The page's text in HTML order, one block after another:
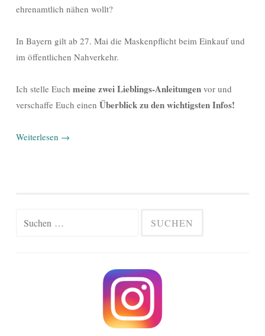
ehrenamtlich nähen wollt?
In Bayern gilt ab 27. Mai die Maskenpflicht beim Einkauf und
im öffentlichen Nahverkehr.
Ich stelle Euch meine zwei Lieblings-Anleitungen vor und
verschaffe Euch einen Überblick zu den wichtigsten Infos!
Weiterlesen →
Suchen